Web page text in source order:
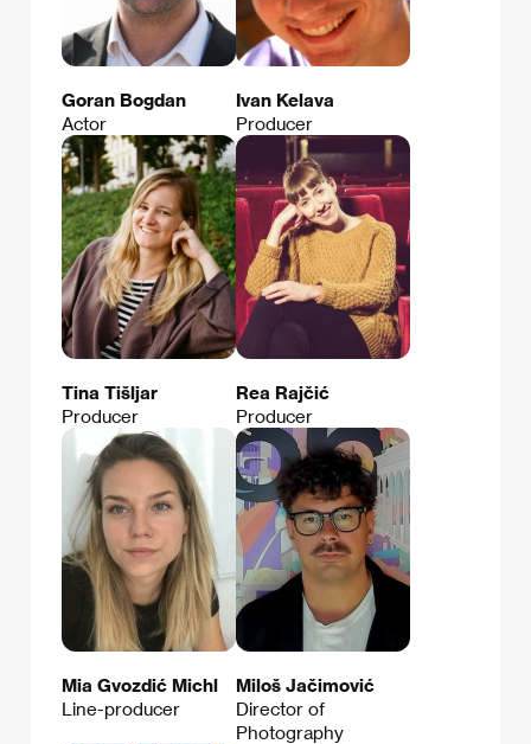
Goran Bogdan
Actor
Ivan Kelava
Producer
Tina Tišljar
Producer
Rea Rajčić
Producer
Mia Gvozdić Michl
Line-producer
Miloš Jačimović
Director of
Photography